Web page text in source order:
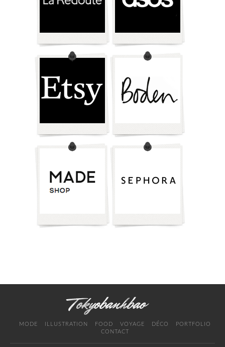
MODE ILLUSTRATION FOOD VOYAGE DÉCO
PORTFOLIO
CONTACT